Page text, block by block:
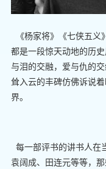
《杨家将》《七侠五义
都是一段惊天动地的历
与泪的交融，爱与仇的
耸入云的丰碑仿佛诉说
界。
每一部评书的讲书人在
袁阔成、田连元等等，